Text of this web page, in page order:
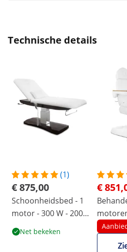
Technische details
(1)
€ 875,00
Schoonheidsbed - 1
motor - 300 W - 200 x
75 x 66 - 91 cm - 175
kg - bruin / wit
Net bekeken
€
x 62 x
kg - Wit